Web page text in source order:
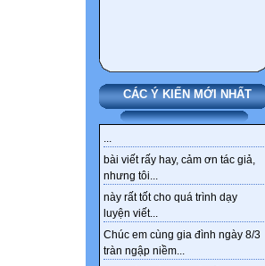
CÁC Ý KIẾN MỚI NHẤT
...
bài viết rấy hay, cảm ơn tác giả,
nhưng tôi...
này rất tốt cho quá trình dạy
luyện viết...
Chúc em cùng gia đình ngày 8/3
tràn ngập niềm...